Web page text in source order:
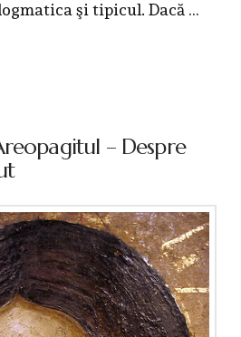
şi tipicul. Dacă …
– Despre